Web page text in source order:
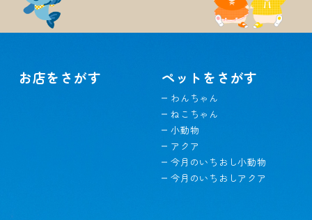
お店をさがす ペットをさがす
わんちゃん
ねこちゃん
小動物
アクア
今月のいちおし小動物
今月のいちおしアクア